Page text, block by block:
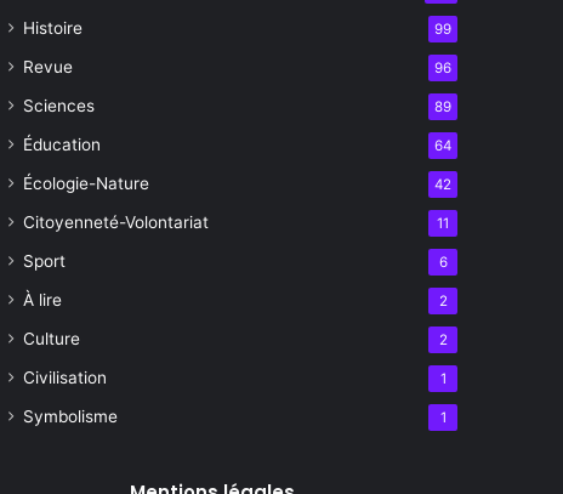
Histoire 99
Revue 96
Sciences 89
Éducation 64
Écologie-Nature 42
Citoyenneté-Volontariat 11
Sport 6
À lire 2
Culture 2
Civilisation 1
Symbolisme 1